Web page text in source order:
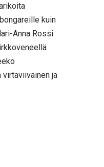
kuin
Anna Rossi
virtaviivainen ja